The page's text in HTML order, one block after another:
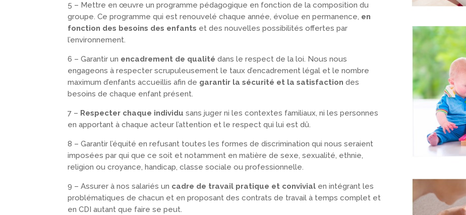
5 – Mettre en œuvre un programme pédagogique en fonction de la composition du
groupe. Ce programme qui est renouvelé chaque année, évolue en permanence, en
fonction des besoins des enfants et des nouvelles possibilités offertes par
l’environnement.
6 – Garantir un encadrement de qualité dans le respect de la loi. Nous nous
engageons à respecter scrupuleusement le taux d’encadrement légal et le nombre
maximum d’enfants accueillis afin de garantir la sécurité et la satisfaction des
besoins de chaque enfant présent.
7 – Respecter chaque individu sans juger ni les contextes familiaux, ni les personnes
en apportant à chaque acteur l’attention et le respect qui lui est dû.
8 – Garantir l’équité en refusant toutes les formes de discrimination qui nous seraient
imposées par qui que ce soit et notamment en matière de sexe, sexualité, ethnie,
religion ou croyance, handicap, classe sociale ou professionnelle.
9 – Assurer à nos salariés un cadre de travail pratique et convivial en intégrant les
problématiques de chacun et en proposant des contrats de travail à temps complet et
en CDI autant que faire se peut.